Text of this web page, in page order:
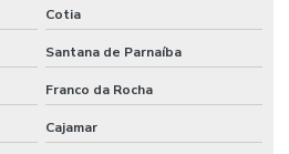
Cotia
Santana de Parnaíba
Franco da Rocha
Cajamar